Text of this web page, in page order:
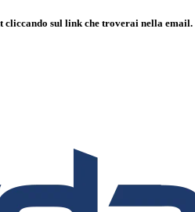
cliccando sul link che troverai nella email.